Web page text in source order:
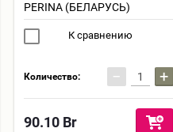
PERINA (БЕЛАРУСЬ)
К сравнению
Количество: − +
90.10Br